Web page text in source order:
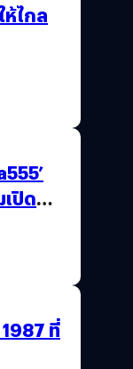
ห้ไกล
เปิด
ที่